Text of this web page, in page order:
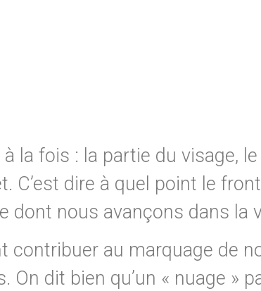
la fois : la partie du visage,
C’est dire à quel point le
dont nous avançons dans la
au marquage de
On dit bien qu’un « nuage »